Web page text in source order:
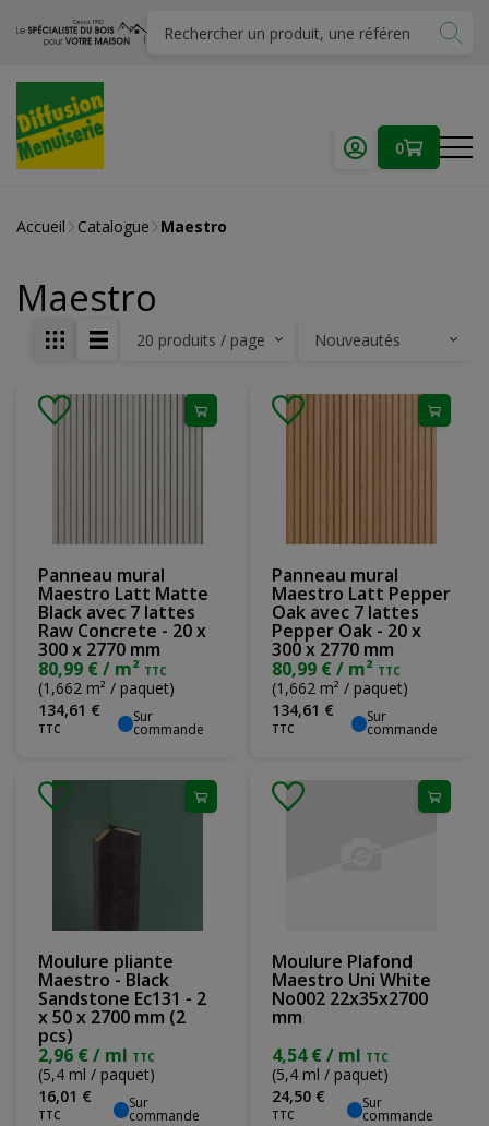
0
Accueil Catalogue Maestro
Maestro
Panneau mural
Maestro Latt Matte
Black avec 7 lattes
Raw Concrete - 20 x
300 x 2770 mm
80,99 € / m² TTC
(1,662 m² / paquet)
134,61 €
TTC
Sur
commande
Panneau mural
Maestro Latt Pepper
Oak avec 7 lattes
Pepper Oak - 20 x
300 x 2770 mm
80,99 € / m² TTC
(1,662 m² / paquet)
134,61 €
TTC
Sur
commande
Moulure pliante
Maestro - Black
Sandstone Ec131 - 2
x 50 x 2700 mm (2
pcs)
2,96 € / ml TTC
(5,4 ml / paquet)
16,01 €
TTC
Sur
commande
Moulure Plafond
Maestro Uni White
No002 22x35x2700
mm
4,54 € / ml TTC
(5,4 ml / paquet)
24,50 €
TTC
Sur
commande